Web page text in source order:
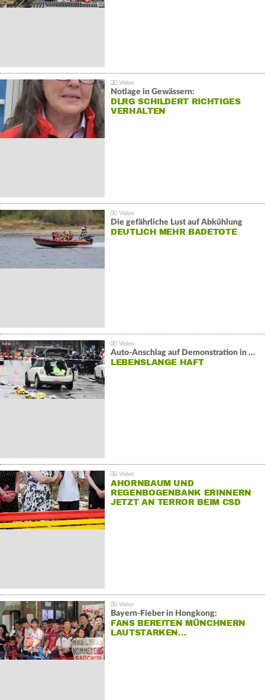
Notlage in Gewässern:
DLRG SCHILDERT RICHTIGES
VERHALTEN
Die gefährliche Lust auf Abkühlung
DEUTLICH MEHR BADETOTE
Auto-Anschlag auf Demonstration in München:
LEBENSLANGE HAFT
AHORNBAUM UND
REGENBOGENBANK ERINNERN
JETZT AN TERROR BEIM CSD
Bayern-Fieber in Hongkong:
FANS BEREITEN MÜNCHNERN
LAUTSTARKEN…